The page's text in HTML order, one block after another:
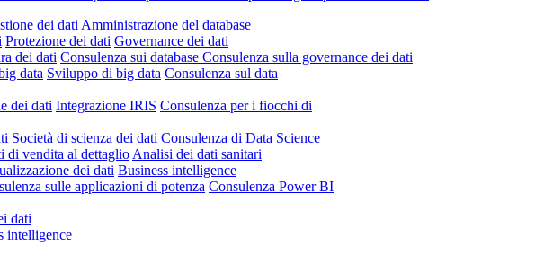
dei dati Amministrazione del database
Protezione dei dati Governance dei dati
dei dati Consulenza sui database Consulenza sulla governance dei dati
data Sviluppo di big data Consulenza sul data
dei dati Integrazione IRIS Consulenza per i fiocchi di
Società di scienza dei dati Consulenza di Data Science
di vendita al dettaglio Analisi dei dati sanitari
dei dati Business intelligence
sulle applicazioni di potenza Consulenza Power BI
dati
intelligence